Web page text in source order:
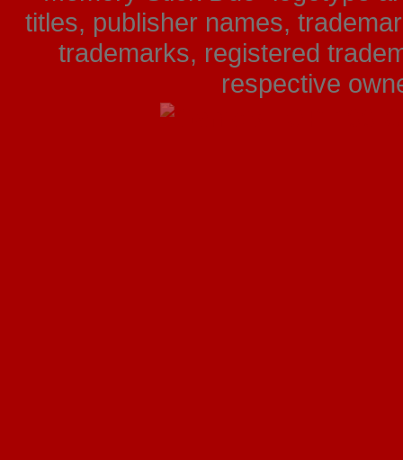
titles, publisher names,
trademarks, registered
respective